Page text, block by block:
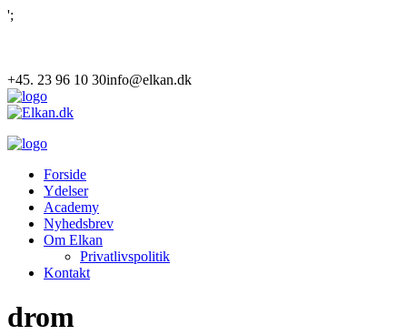
';
+45. 23 96 10 30info@elkan.dk
Forside
Ydelser
Academy
Nyhedsbrev
Om Elkan
Privatlivspolitik
Kontakt
drom